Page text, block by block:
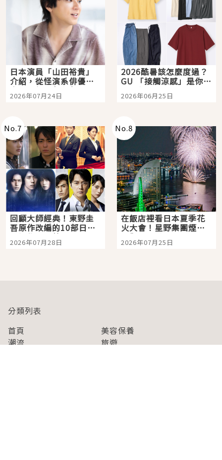
日本演員「山田裕貴」
介紹，從怪演系俳優走
向國民級日劇主角
2026年07月24日
2026酷暑該怎麼度過？
GU 「接觸涼感」是你的
夏日救星
2026年06月25日
No.7
回顧大師經典！東野圭
吾原作改編的10部日本
影視作品推薦
2026年07月28日
No.8
在飯店裡看日本夏季花
火大會！星野集團煙火
景觀飯店6選，讓你不用
人擠人悠閒欣賞
2026年07月25日
分類列表
首頁
美容保養
潮流
旅遊